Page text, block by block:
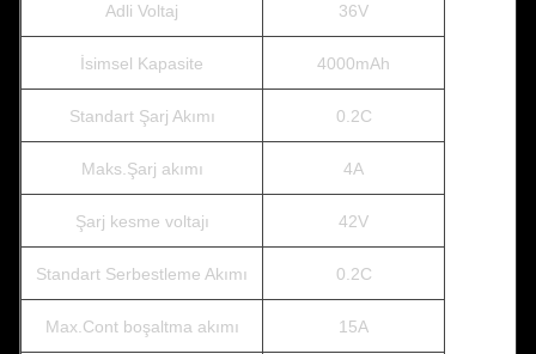
Adli Voltaj 36V
İsimsel Kapasite 4000mAh
Standart Şarj Akımı 0.2C
Maks.Şarj akımı 4A
Şarj kesme voltajı 42V
Standart Serbestleme Akımı 0.2C
Max.Cont boşaltma akımı 15A